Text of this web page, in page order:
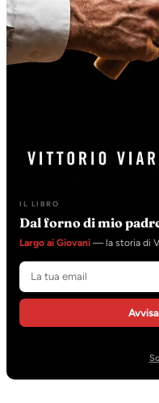
IL LIBRO
Dal forno di mio
Largo ai Giovani — la storia di